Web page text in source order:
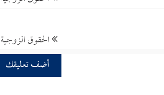
الحقوق الزوجية
أضف تعليقك